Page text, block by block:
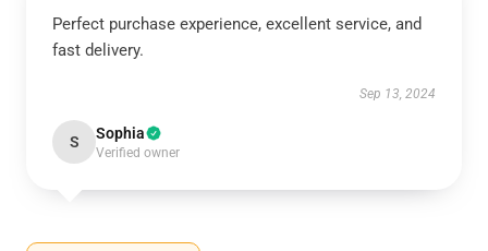
Perfect purchase experience, excellent service, and
fast delivery.
Sep 13, 2024
S Sophia
Verified owner